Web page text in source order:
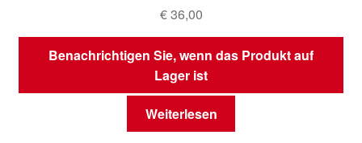
€36,00
Benachrichtigen Sie, wenn das Produkt auf
Lager ist
Weiterlesen